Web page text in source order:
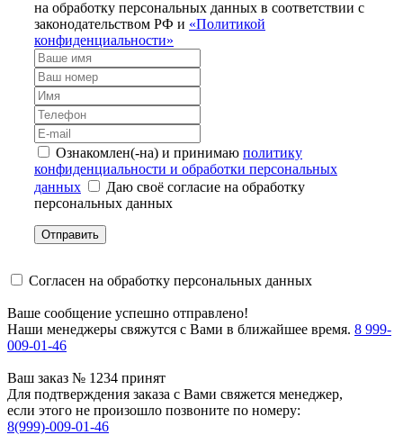
на обработку персональных данных в соответствии с
законодательством РФ и «Политикой
конфиденциальности»
Ознакомлен(-на) и принимаю политику
конфиденциальности и обработки персональных
данных
Даю своё согласие на обработку
персональных данных
Отправить
Согласен на обработку персональных данных
Ваше сообщение успешно отправлено!
Наши менеджеры свяжутся с Вами в ближайшее время. 8 999-
009-01-46
Ваш заказ № 1234 принят
Для подтверждения заказа с Вами свяжется менеджер,
если этого не произошло позвоните по номеру:
8(999)-009-01-46